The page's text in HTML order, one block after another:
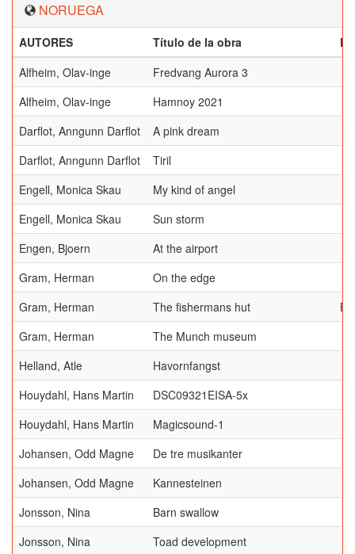
NORUEGA
AUTORES Título de la obra
Alfheim, Olav-inge
Fredvang Aurora 3
Alfheim, Olav-inge
Hamnoy 2021
Darflot, Anngunn Darflot
A pink dream
Darflot, Anngunn Darflot
Tiril
Engell, Monica Skau
My kind of angel
Engell, Monica Skau
Sun storm
Engen, Bjoern
At the airport
Gram, Herman
On the edge
Gram, Herman
The fishermans hut
Gram, Herman
The Munch museum
Helland, Atle
Havornfangst
Houydahl, Hans Martin
DSC09321EISA-5x
Houydahl, Hans Martin
Magicsound-1
Johansen, Odd Magne
De tre musikanter
Johansen, Odd Magne
Kannesteinen
Jonsson, Nina
Barn swallow
Jonsson, Nina
Toad development